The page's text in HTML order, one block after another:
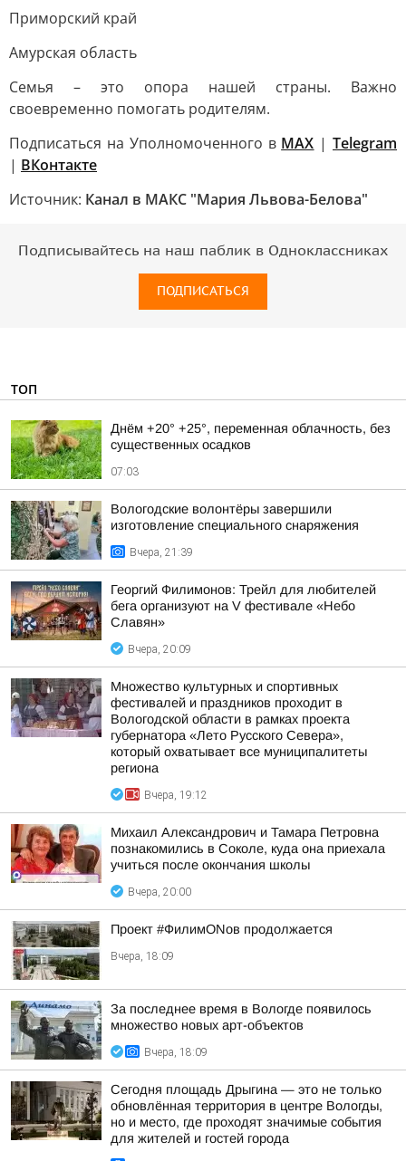
Приморский край
Амурская область
Семья – это опора нашей страны. Важно
своевременно помогать родителям.
Подписаться на Уполномоченного в MAX |Telegram
| ВКонтакте
Источник: Канал в МАКС "Мария Львова-Белова"
Подписывайтесь на наш паблик в Одноклассниках
ПОДПИСАТЬСЯ
ТОП
Днём +20° +25°, переменная облачность, без
существенных осадков
07:03
Вологодские волонтёры завершили
изготовление специального снаряжения
Вчера, 21:39
Георгий Филимонов: Трейл для любителей
бега организуют на V фестивале «Небо
Славян»
Вчера, 20:09
Множество культурных и спортивных
фестивалей и праздников проходит в
Вологодской области в рамках проекта
губернатора «Лето Русского Севера»,
который охватывает все муниципалитеты
региона
Вчера, 19:12
Михаил Александрович и Тамара Петровна
познакомились в Соколе, куда она приехала
учиться после окончания школы
Вчера, 20:00
Проект #ФилимONов продолжается
Вчера, 18:09
За последнее время в Вологде появилось
множество новых арт-объектов
Вчера, 18:09
Сегодня площадь Дрыгина — это не только
обновлённая территория в центре Вологды,
но и место, где проходят значимые события
для жителей и гостей города